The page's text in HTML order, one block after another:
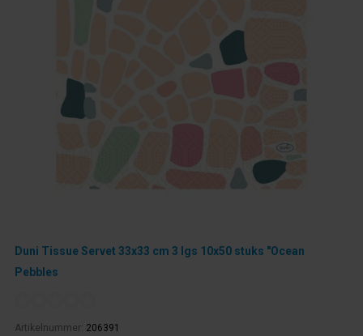
Duni Tissue Servet 33x33 cm 3 lgs 10x50 stuks "Ocean
Pebbles
Artikelnummer: 206391